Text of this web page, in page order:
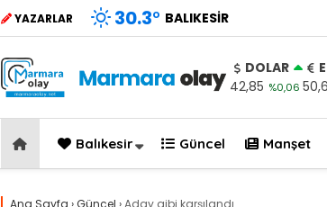
YAZARLAR 30.3° BALIKESIR
DOLAR
42,85 %0,06
Balıkesir Güncel Manşet
Ana Sayfa ›Güncel ›Aday gibi karşılandı